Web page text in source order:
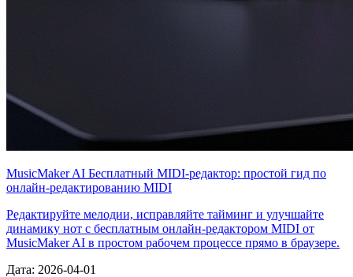
MusicMaker AI Бесплатный MIDI-редактор: простой гид по
онлайн-редактированию MIDI
Редактируйте мелодии, исправляйте тайминг и улучшайте
динамику нот с бесплатным онлайн-редактором MIDI от
MusicMaker AI в простом рабочем процессе прямо в браузере.
Дата: 2026-04-01